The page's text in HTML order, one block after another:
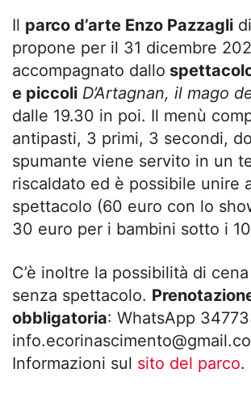
Il parco d’arte Enzo Pazzagli
propone per il 31 dicembre
accompagnato dallo
e piccoli D’Artagnan, il mago
dalle 19.30 in poi. Il menù
antipasti, 3 primi, 3 secondi,
spumante viene servito in un
riscaldato ed è possibile unire
spettacolo (60 euro con lo
30 euro per i bambini sotto i
C’è inoltre la possibilità di
senza spettacolo.
obbligatoria: WhatsApp
Informazioni sul sito del parco.